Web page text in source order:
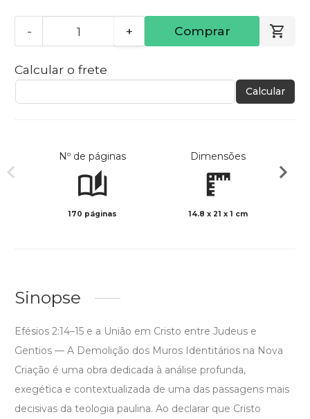
- + Comprar
Calcular o frete
Calcular
Nº de páginas
170 páginas
Dimensões
14.8 x 21 x 1 cm
Sinopse
Efésios 2:14–15 e a União em Cristo entre Judeus e
Gentios — A Demolição dos Muros Identitários na Nova
Criação é uma obra dedicada à análise profunda,
exegética e contextualizada de uma das passagens mais
decisivas da teologia paulina. Ao declarar que Cristo